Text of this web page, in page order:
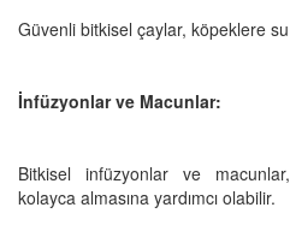
Güvenli bitkisel çaylar, köpeklere
İnfüzyonlar ve Macunlar:
Bitkisel infüzyonlar ve
kolayca almasına yardımcı olabilir.